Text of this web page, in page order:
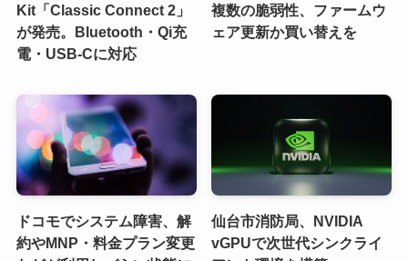
Kit「Classic Connect 2」
が発売。Bluetooth・Qi充
電・USB-Cに対応
複数の脆弱性、ファームウ
ェア更新か買い替えを
ドコモでシステム障害、解
約やMNP・料金プラン変更
仙台市消防局、NVIDIA
vGPUで次世代シンクライ